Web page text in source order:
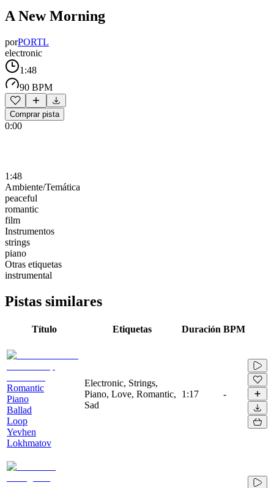
A New Morning
porPORTL
electronic
1:48
90 BPM
Comprar pista
0:00
1:48
Ambiente/Temática
peaceful
romantic
film
Instrumentos
strings
piano
Otras etiquetas
instrumental
Pistas similares
Título Etiquetas Duración BPM
Romantic
Piano
Ballad
Loop
Yevhen
Lokhmatov
Electronic, Strings,
Piano, Love, Romantic,
Sad
1:17 -